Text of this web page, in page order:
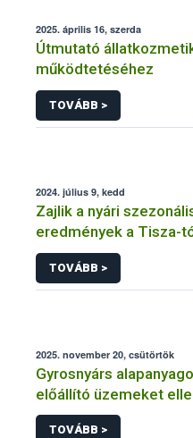
2025. április 16, szerda
Útmutató
működtetéséhez
TOVÁBB >
2024. július 9, kedd
Zajlik a nyári
eredmények a Tisza-
vendéglátóhelyekről
TOVÁBB >
2025. november 20, csütörtök
Gyrosnyárs
előállító üzemeket
üzem működését
TOVÁBB >